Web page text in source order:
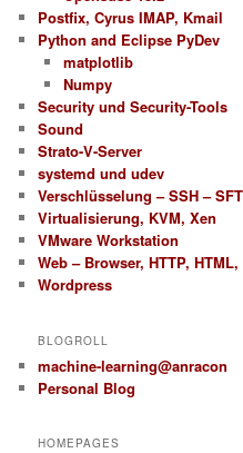
Postfix, Cyrus IMAP, Kmail
Python and Eclipse PyDev
matplotlib
Numpy
Security und Security-Tools
Sound
Strato-V-Server
systemd und udev
Verschlüsselung – SSH –
Virtualisierung, KVM, Xen
VMware Workstation
Web – Browser, HTTP, HTML,
Wordpress
BLOGROLL
machine-learning@anracon
Personal Blog
HOMEPAGES